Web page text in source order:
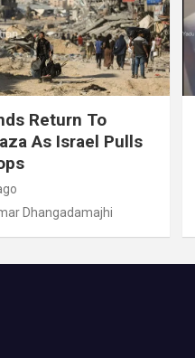
Return To
As Israel Pulls
Dhangadamajhi